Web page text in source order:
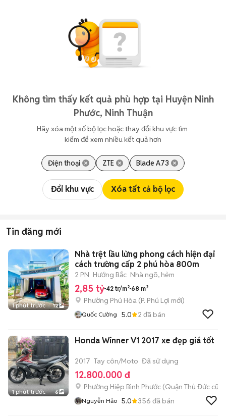
Không tìm thấy kết quả phù hợp tại Huyện Ninh
Phước, Ninh Thuận
Hãy xóa một số bộ lọc hoặc thay đổi khu vực tìm
kiếm để xem nhiều kết quả hơn
Điện thoại ZTE Blade A73
Đổi khu vực Xóa tất cả bộ lọc
Tin đăng mới
1 phút trước 12
Nhà trệt lầu lửng phong cách hiện đại
cách trường cấp 2 phú hòa 800m
2 PN Hướng Bắc Nhà ngõ, hẻm
2,85 tỷ 42 tr/m² 68 m²
Phường Phú Hòa (P. Phú Lợi mới)
Quốc Cường 5.0 2 đã bán
1 phút trước 6
Honda Winner V1 2017 xe đẹp giá tốt
2017 Tay côn/Moto Đã sử dụng
12.800.000 đ
Phường Hiệp Bình Phước (Quận Thủ Đức cũ)
Nguyễn Hảo 5.0 356 đã bán